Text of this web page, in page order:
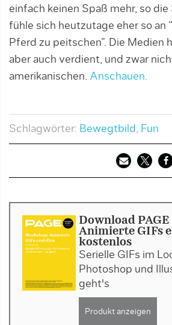
einfach keinen Spaß mehr, so
fühle sich heutzutage eher so an
Pferd zu peitschen”. Die Medien
aber auch verdient, und zwar
amerikanischen. Anschauen.
Schlagwörter: Bewegtbild Fun
Download
Animierte GIFs
kostenlos
Serielle GIFs im
Photoshop und
geht's
Produkt anzeigen